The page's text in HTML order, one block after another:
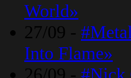
World»
27/09 -
Into Flame»